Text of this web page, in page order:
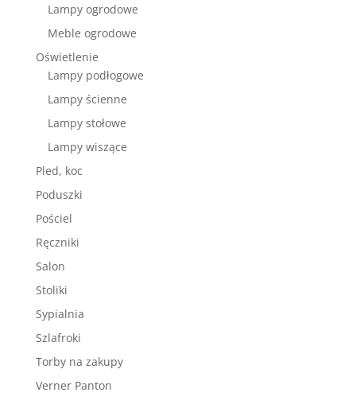
Lampy ogrodowe
Meble ogrodowe
Oświetlenie
Lampy podłogowe
Lampy ścienne
Lampy stołowe
Lampy wiszące
Pled, koc
Poduszki
Pościel
Ręczniki
Salon
Stoliki
Sypialnia
Szlafroki
Torby na zakupy
Verner Panton